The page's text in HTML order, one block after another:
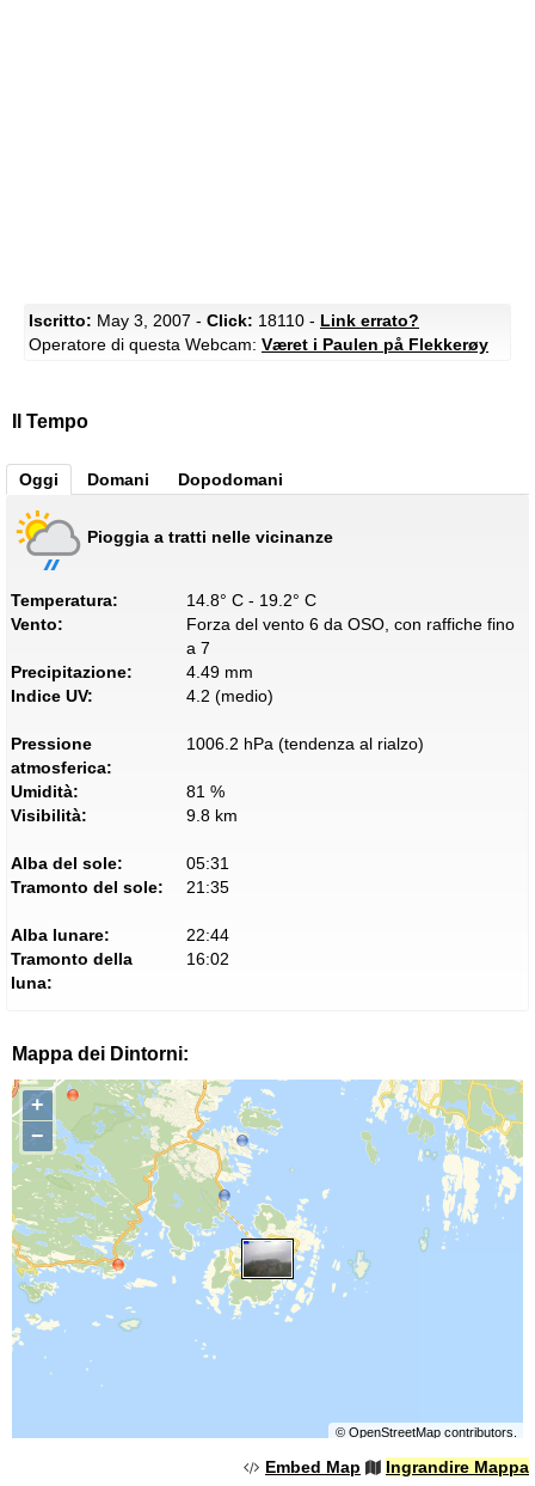
Iscritto: May 3, 2007 - Click: 18110 - Link errato?
Operatore di questa Webcam: Været i Paulen på Flekkerøy
Il Tempo
Oggi Domani Dopodomani
Pioggia a tratti nelle vicinanze
Temperatura:
14.8° C - 19.2° C
Vento:
Forza del vento 6 da OSO, con raffiche fino
a 7
Precipitazione:
4.49 mm
Indice UV:
4.2 (medio)
Pressione
atmosferica:
1006.2 hPa (tendenza al rialzo)
Umidità:
81 %
Visibilità:
9.8 km
Alba del sole:
05:31
Tramonto del sole:
21:35
Alba lunare:
22:44
Tramonto della
luna:
16:02
Mappa dei Dintorni:
+
−
© OpenStreetMapcontributors.
Embed Map Ingrandire Mappa